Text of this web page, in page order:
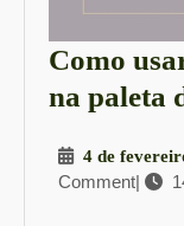
Como
na paleta
4 de
Comment|